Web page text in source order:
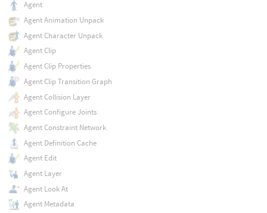
Agent
Agent Animation Unpack
Agent Character Unpack
Agent Clip
Agent Clip Properties
Agent Clip Transition Graph
Agent Collision Layer
Agent Configure Joints
Agent Constraint Network
Agent Definition Cache
Agent Edit
Agent Layer
Agent Look At
Agent Metadata